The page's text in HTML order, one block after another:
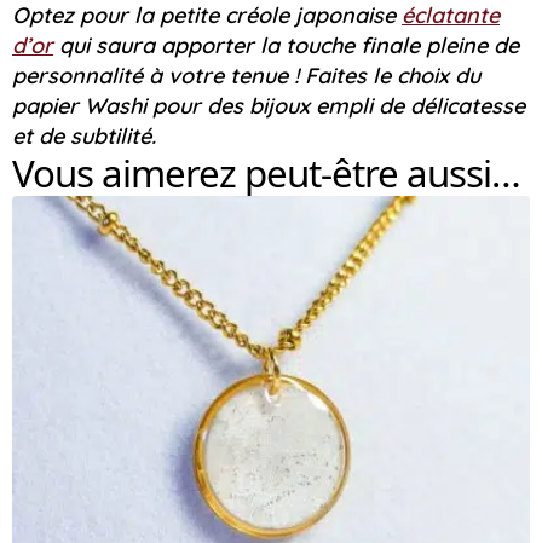
Optez pour la petite créole japonaise éclatante
d’orqui saura apporter la touche finale pleine de
personnalité à votre tenue ! Faites le choix du
papier Washi pour des bijoux empli de délicatesse
et de subtilité.
Vous aimerez peut-être aussi…